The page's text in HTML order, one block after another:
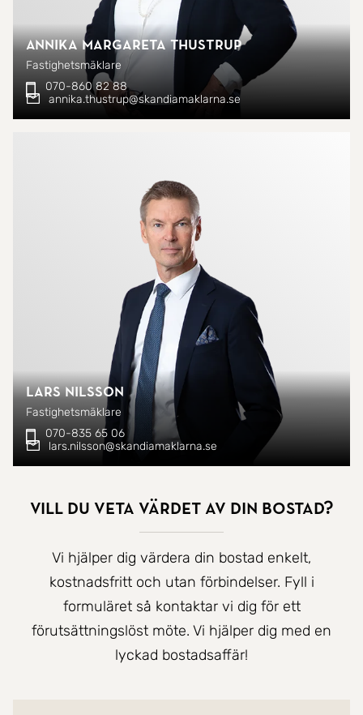
Annika Margareta Thustrup
Fastighetsmäklare
070-860 82 88
annika.thustrup@skandiamaklarna.se
Lars Nilsson
Fastighetsmäklare
070-835 65 06
lars.nilsson@skandiamaklarna.se
Vill du veta värdet av din bostad?
Vi hjälper dig värdera din bostad enkelt,
kostnadsfritt och utan förbindelser. Fyll i
formuläret så kontaktar vi dig för ett
förutsättningslöst möte. Vi hjälper dig med en
lyckad bostadsaffär!